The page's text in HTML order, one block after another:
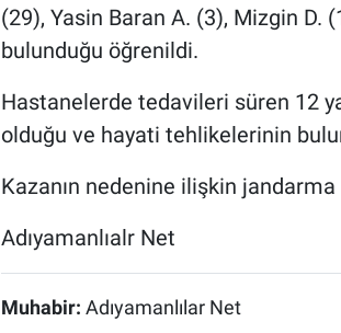
(29), Yasin Baran A. (3), Mizgin D.
bulunduğu öğrenildi.
Hastanelerde tedavileri süren 12
olduğu ve hayati tehlikelerinin
Kazanın nedenine ilişkin
Adıyamanlıalr Net
Muhabir: Adıyamanlılar Net